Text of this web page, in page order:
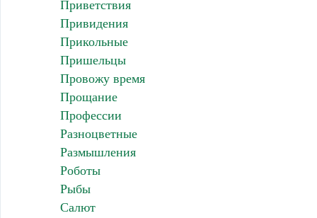
Приветствия
Привидения
Прикольные
Пришельцы
Провожу время
Прощание
Профессии
Разноцветные
Размышления
Роботы
Рыбы
Салют